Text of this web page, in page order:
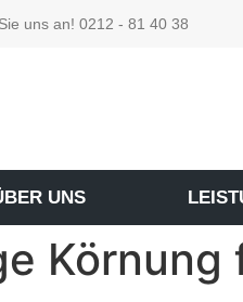
uns an! 0212 - 81 40 38
UNS